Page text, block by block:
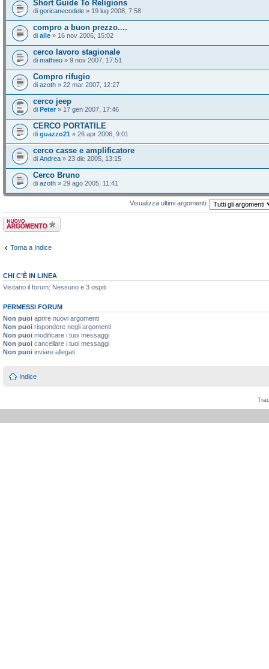
Short Guide To Religions
di goricanecodele » 19 lug 2008, 7:58
compro a buon prezzo....
di alle » 16 nov 2006, 15:02
cerco lavoro stagionale
di mathieu » 9 nov 2007, 17:51
Compro rifugio
di azoth » 22 mar 2007, 12:27
cerco jeep
di Peter » 17 gen 2007, 17:46
CERCO PORTATILE
di guazzo21 » 26 apr 2006, 9:01
cerco casse e amplificatore
di Andrea » 23 dic 2005, 13:15
Cerco Bruno
di azoth » 29 ago 2005, 11:41
Visualizza ultimi argomenti:
Scrivi un nuovo
argomento
Torna a Indice
CHI C’È IN LINEA
Visitano il forum: Nessuno e 3 ospiti
PERMESSI FORUM
Non puoi aprire nuovi argomenti
Non puoi rispondere negli argomenti
Non puoi modificare i tuoi messaggi
Non puoi cancellare i tuoi messaggi
Non puoi inviare allegati
Indice